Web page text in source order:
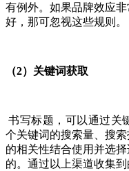
有例外。如果品牌效应
好，那可忽视这些规则。
（2）关键词获取
书写标题，可以通过关
个关键词的搜索量、搜
的相关性结合使用并选
的。通过以上渠道收集